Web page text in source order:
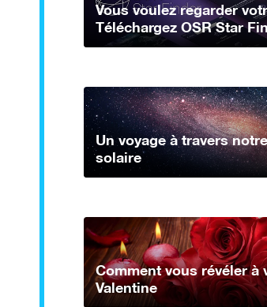
Vous voulez regarder
Téléchargez OSR Star
Un voyage à travers
solaire
Comment vous révéler à
Valentine